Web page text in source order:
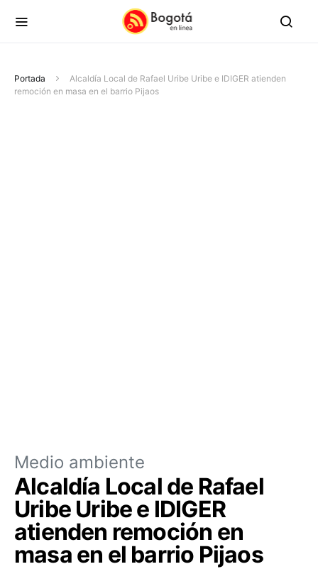
Portada
Alcaldía Local de Rafael Uribe Uribe e IDIGER atienden
remoción en masa en el barrio Pijaos
Medio ambiente
Alcaldía Local de Rafael
Uribe Uribe e IDIGER
atienden remoción en
masa en el barrio Pijaos